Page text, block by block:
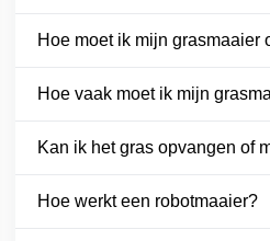
Hoe moet ik mijn grasmaaier
Hoe vaak moet ik mijn
Kan ik het gras opvangen of
Hoe werkt een robotmaaier?